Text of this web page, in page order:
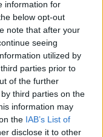
information for
below opt-out
note that after your
seeing
utilized by
parties prior to
of the further
third parties on the
information may
the IAB’s List of
disclose it to other
με δομικές